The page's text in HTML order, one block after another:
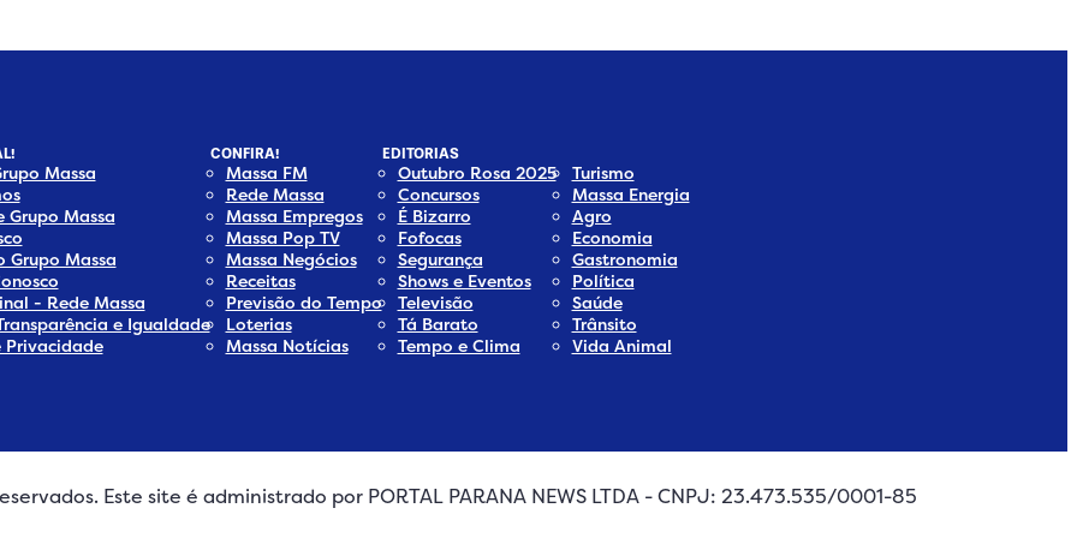
Massa
Grupo Massa
Grupo Massa
- Rede Massa
e Igualdade
Privacidade
CONFIRA!
Massa FM
Rede Massa
Massa Empregos
Massa Pop TV
Massa Negócios
Receitas
Previsão do Tempo
Loterias
Massa Notícias
EDITORIAS
Outubro Rosa 2025
Concursos
É Bizarro
Fofocas
Segurança
Shows e Eventos
Televisão
Tá Barato
Tempo e Clima
Turismo
Massa Energia
Agro
Economia
Gastronomia
Política
Saúde
Trânsito
Vida Animal
Este site é administrado por PORTAL PARANA NEWS LTDA - CNPJ: 23.473.535/0001-85